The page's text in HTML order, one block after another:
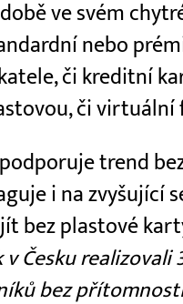
ve svém
nebo
či kreditní
či virtuální
trend
i na zvyšující
bez plastové
Česku realizovali
bez